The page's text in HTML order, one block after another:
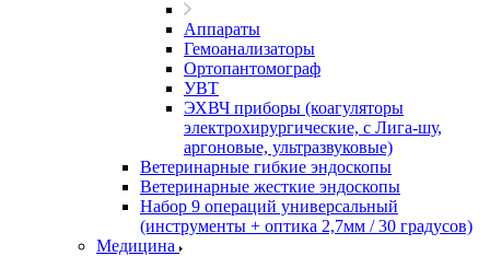
Аппараты
Гемоанализаторы
Ортопантомограф
УВТ
ЭХВЧ приборы (коагуляторы
электрохирургические, с Лига-шу,
аргоновые, ультразвуковые)
Ветеринарные гибкие эндоскопы
Ветеринарные жесткие эндоскопы
Набор 9 операций универсальный
(инструменты + оптика 2,7мм / 30 градусов)
Медицина